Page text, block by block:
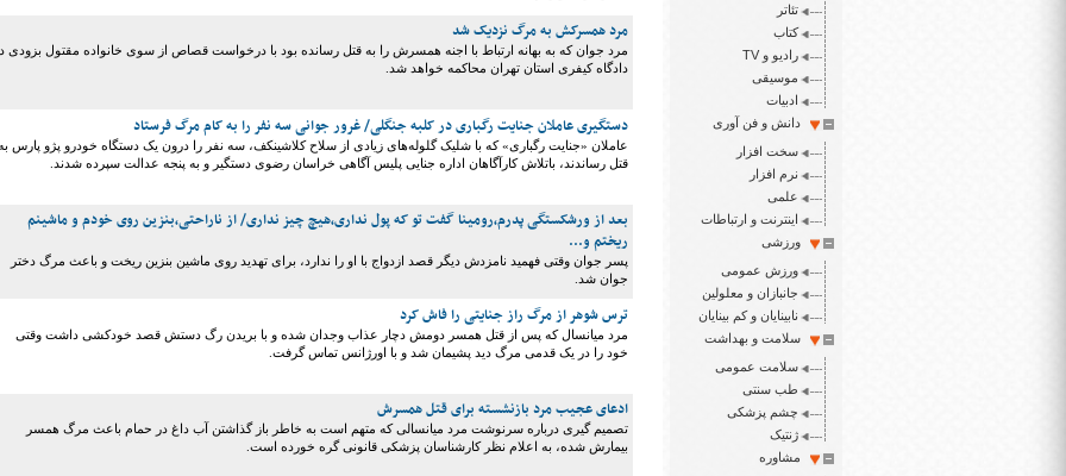
تئاتر
کتاب
رادیو و TV
موسیقی
ادبیات
دانش و فن آوری
سخت افزار
نرم افزار
علمی
اینترنت و ارتباطات
ورزشی
ورزش عمومی
جانبازان و معلولین
نابینایان و کم بینایان
سلامت و بهداشت
سلامت عمومی
طب سنتی
چشم پزشکی
ژنتیک
مشاوره
مرد همسرکش به مرگ نزدیک شد
مرد جوان که به بهانه ارتباط با اجنه همسرش را به قتل رسانده بود با درخواست قصاص از سوی خانواده مقتول بزودی
دادگاه کیفری استان تهران محاکمه خواهد شد.
دستگیری عاملان جنایت رگباری در کلبه جنگلی/ غرور جوانی سه نفر را به کام مرگ فرستاد
عاملان «جنایت رگباری» که با شلیک گلوله‌های زیادی از سلاح کلاشینکف، سه نفر را درون یک دستگاه خودرو پژو پارس
قتل رساندند، باتلاش کارآگاهان اداره جنایی پلیس آگاهی خراسان رضوی دستگیر و به پنجه عدالت سپرده شدند.
بعد از ورشکستگی پدرم،رومینا گفت تو که پول نداری،هیچ چیز نداری/ از ناراحتی،بنزین روی خودم و ماشینم
ریختم و...
پسر جوان وقتی فهمید نامزدش دیگر قصد ازدواج با او را ندارد، برای تهدید روی ماشین بنزین ریخت و باعث مرگ دختر
جوان شد.
ترس شوهر از مرگ راز جنایتی را فاش کرد
مرد میانسال که پس از قتل همسر دومش دچار عذاب وجدان شده و با بریدن رگ دستش قصد خودکشی داشت وقتی
خود را در یک قدمی مرگ دید پشیمان شد و با اورژانس تماس گرفت.
ادعای عجیب مرد بازنشسته برای قتل همسرش
تصمیم گیری درباره سرنوشت مرد میانسالی که متهم است به خاطر باز گذاشتن آب داغ در حمام باعث مرگ همسر
بیمارش شده، به اعلام نظر کارشناسان پزشکی قانونی گره خورده است.